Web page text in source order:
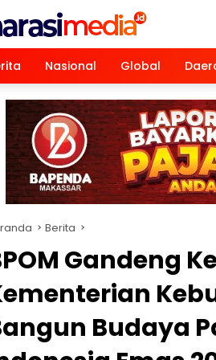
Nasional Global
Berita
Gandeng
Budaya